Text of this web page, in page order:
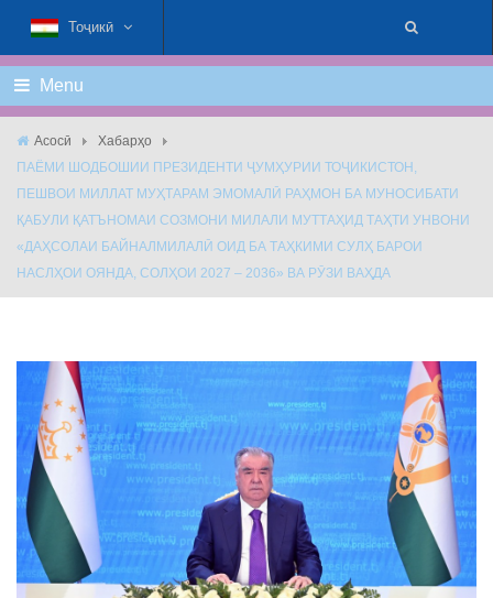
Тоҷикӣ
Menu
Асосӣ
Хабарҳо
ПАЁМИ ШОДБОШИИ ПРЕЗИДЕНТИ ҶУМҲУРИИ ТОҶИКИСТОН,
ПЕШВОИ МИЛЛАТ МУҲТАРАМ ЭМОМАЛӢ РАҲМОН БА МУНОСИБАТИ
ҚАБУЛИ ҚАТЪНОМАИ СОЗМОНИ МИЛАЛИ МУТТАҲИД ТАҲТИ УНВОНИ
«ДАҲСОЛАИ БАЙНАЛМИЛАЛӢ ОИД БА ТАҲКИМИ СУЛҲ БАРОИ
НАСЛҲОИ ОЯНДА, СОЛҲОИ 2027 – 2036» ВА РӮЗИ ВАҲДА